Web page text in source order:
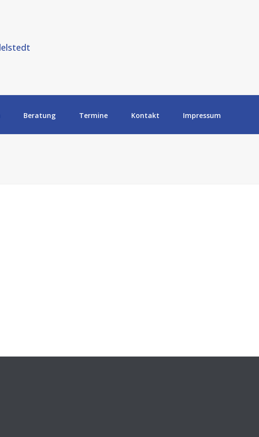
Beratung Termine Kontakt Impressum